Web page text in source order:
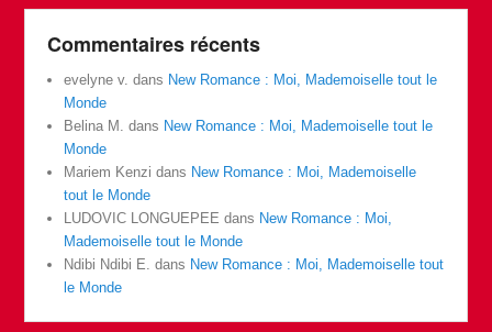
Commentaires récents
evelyne v. dans New Romance : Moi, Mademoiselle tout le
Monde
Belina M. dans New Romance : Moi, Mademoiselle tout le
Monde
Mariem Kenzi dans New Romance : Moi, Mademoiselle
tout le Monde
LUDOVIC LONGUEPEE dans New Romance : Moi,
Mademoiselle tout le Monde
Ndibi Ndibi E. dans New Romance : Moi, Mademoiselle tout
le Monde